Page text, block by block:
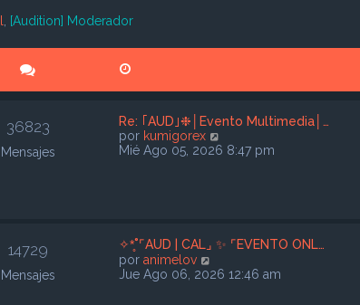
[Audition] Moderador
36823
Mensajes
Re: ｢AUD｣❉│Evento Multimedia│…
por kumigorex
e
m
o
e
Mié Ago 05, 2026 8:47 pm
14729
Mensajes
✧*̥˚⌜AUD | CAL⌟ ✨ ⌜EVENTO ONL…
poranimelov
e
Jue Ago 06, 2026 12:46 am